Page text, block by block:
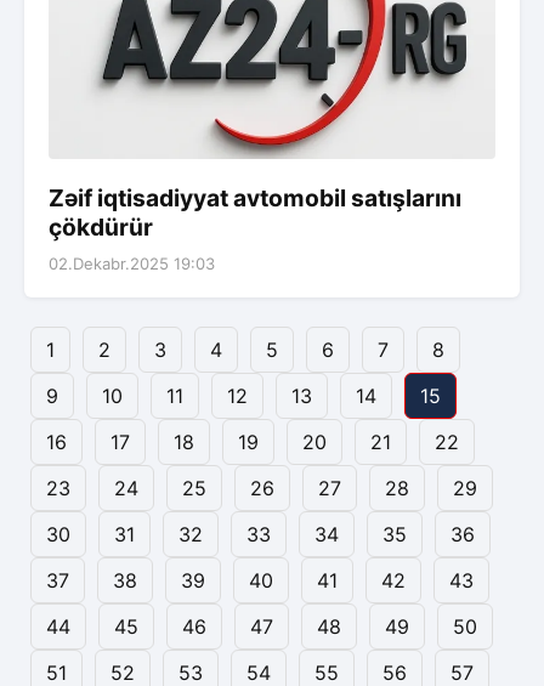
Zəif iqtisadiyyat avtomobil satışlarını
çökdürür
02.Dekabr.2025 19:03
1 2 3 4 5 6 7
8
9
10 11 12 13 14
15
16
17 18 19 20 21
22
23
24 25 26 27 28
29
30
31 32 33 34 35
36
37
38 39 40 41 42
43
44
45 46 47 48 49
50
51
52 53 54 55 56
57